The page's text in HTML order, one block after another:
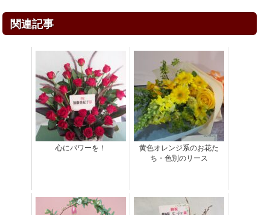
関連記事
心にパワーを！
黄色オレンジ系のお花た
ち・色別のリース